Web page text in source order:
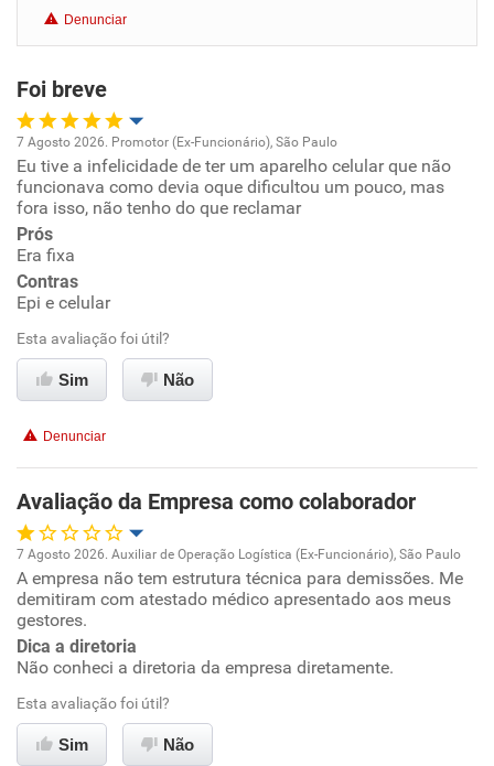
Denunciar
Foi breve
Oportunidade de promoção
Ambiente de trabalho
Conciliação com a vida familiar
Benefícios
Recomenda esta empresa
7 Agosto 2026. Promotor (Ex-Funcionário), São Paulo
Eu tive a infelicidade de ter um aparelho celular que não
funcionava como devia oque dificultou um pouco, mas
fora isso, não tenho do que reclamar
Prós
Era fixa
Contras
Epi e celular
Esta avaliação foi útil?
Sim Não
Denunciar
Avaliação da Empresa como colaborador
Oportunidade de promoção
Benefícios
7 Agosto 2026. Auxiliar de Operação Logística (Ex-Funcionário), São Paulo
A empresa não tem estrutura técnica para demissões. Me
demitiram com atestado médico apresentado aos meus
gestores.
Dica a diretoria
Não conheci a diretoria da empresa diretamente.
Esta avaliação foi útil?
Sim Não